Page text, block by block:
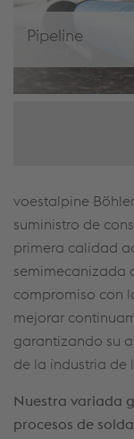
Pipeline
voestalpine
suministro de
primera calidad
semimecanizada
compromiso con
mejorar
garantizando su
de la industria de
Nuestra variada
procesos de